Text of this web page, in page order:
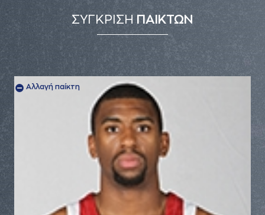
ΣΥΓΚΡΙΣΗ ΠΑΙΚΤΩΝ
Αλλαγή παίκτη